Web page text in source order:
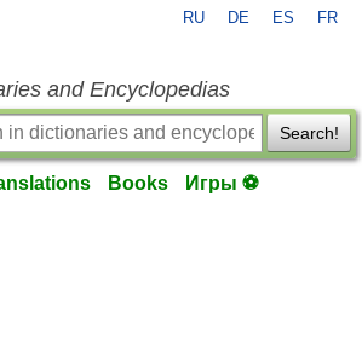
RU DE ES FR
and Encyclopedias
Search!
Books Игры ⚽